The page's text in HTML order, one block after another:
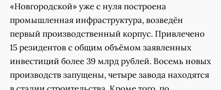
«Новгородской» уже с нуля построена
промышленная инфраструктура, возведён
первый производственный корпус. Привлечено
15 резидентов с общим объёмом заявленных
инвестиций более 39 млрд рублей. Восемь новых
производств запущены, четыре завода находятся